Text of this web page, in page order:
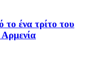
ένα τρίτο του